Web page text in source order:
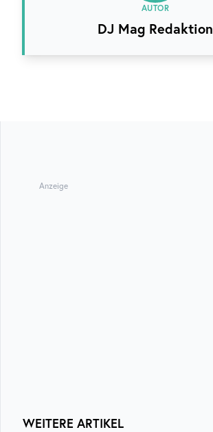
AUTOR
DJ Mag Redaktion
Anzeige
WEITERE ARTIKEL